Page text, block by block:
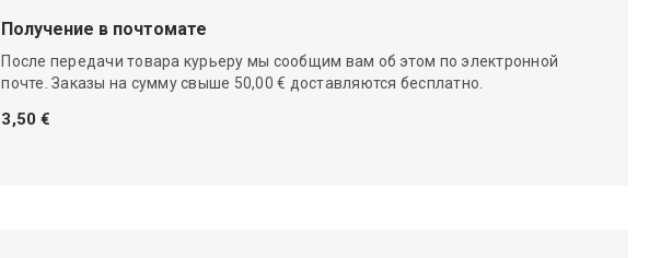
Получение в почтомате
После передачи товара курьеру мы сообщим вам об этом по электронной
почте. Заказы на сумму свыше 50,00 € доставляются бесплатно.
3,50 €